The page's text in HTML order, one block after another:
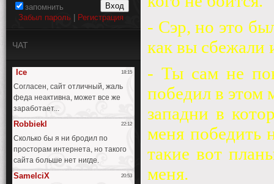
запомнить
Забыл пароль
Регистрация
ЧАТ
- Сэр, но это
как вы сбежали
- Ты сам не
победил в этом
западни в
меня победить
такие вот
меня.